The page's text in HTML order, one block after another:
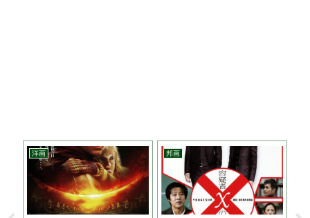
洋画 邦画